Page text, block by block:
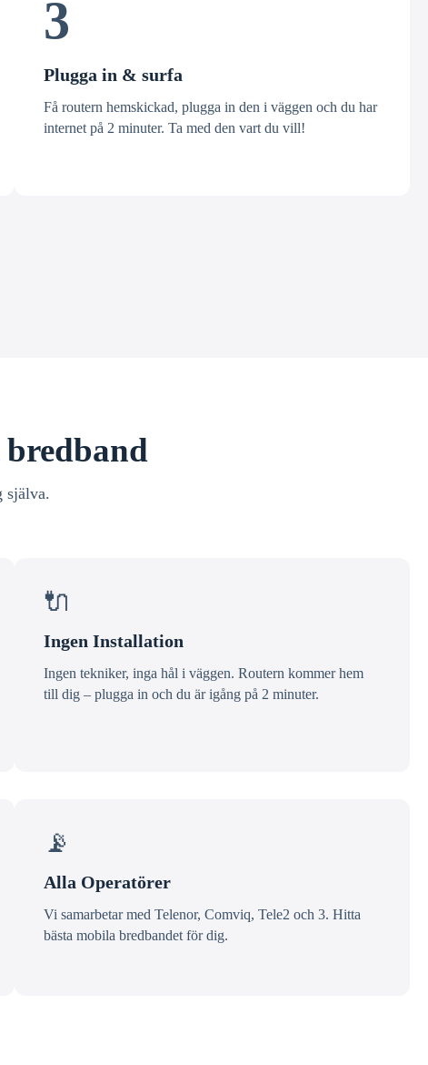
3
Plugga in & surfa
Få routern hemskickad, plugga in den i väggen och du har
internet på 2 minuter. Ta med den vart du vill!
själva.
🔌
Ingen Installation
Ingen tekniker, inga hål i väggen. Routern kommer hem
till dig – plugga in och du är igång på 2 minuter.
📡
Alla Operatörer
Vi samarbetar med Telenor, Comviq, Tele2 och 3. Hitta
bästa mobila bredbandet för dig.